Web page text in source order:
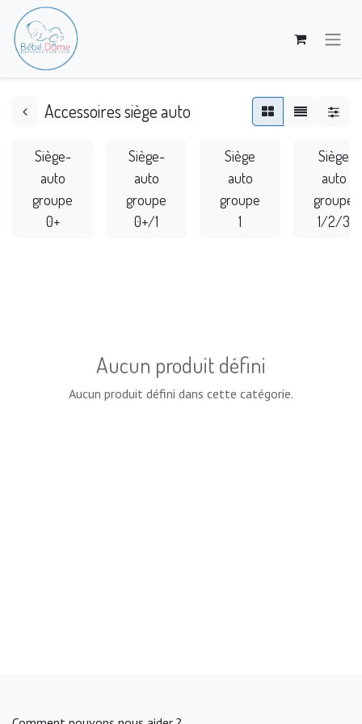
Accessoires siège auto
Siège-
auto
groupe
0+
Siège-
auto
groupe
0+/1
Siège
auto
groupe
1
Siège
auto
groupe
1/2/3
Aucun produit défini
Aucun produit défini dans cette catégorie.